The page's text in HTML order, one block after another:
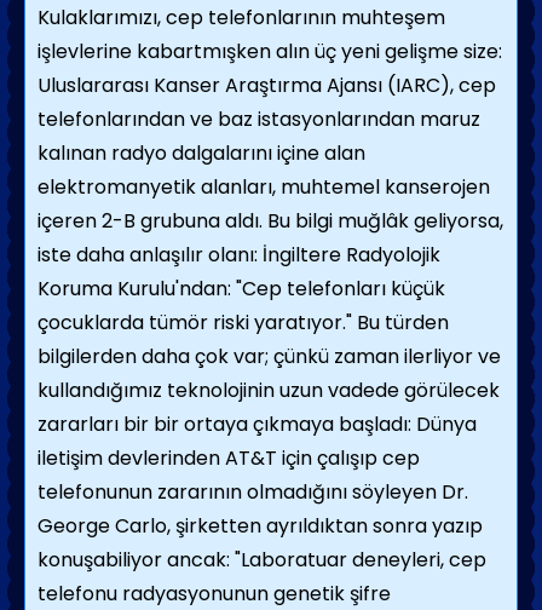
Kulaklarımızı, cep telefonlarının muhteşem
işlevlerine kabartmışken alın üç yeni gelişme size:
Uluslararası Kanser Araştırma Ajansı (IARC), cep
telefonlarından ve baz istasyonlarından maruz
kalınan radyo dalgalarını içine alan
elektromanyetik alanları, muhtemel kanserojen
içeren 2-B grubuna aldı. Bu bilgi muğlâk geliyorsa,
iste daha anlaşılır olanı: İngiltere Radyolojik
Koruma Kurulu'ndan: "Cep telefonları küçük
çocuklarda tümör riski yaratıyor." Bu türden
bilgilerden daha çok var; çünkü zaman ilerliyor ve
kullandığımız teknolojinin uzun vadede görülecek
zararları bir bir ortaya çıkmaya başladı: Dünya
iletişim devlerinden AT&T için çalışıp cep
telefonunun zararının olmadığını söyleyen Dr.
George Carlo, şirketten ayrıldıktan sonra yazıp
konuşabiliyor ancak: "Laboratuar deneyleri, cep
telefonu radyasyonunun genetik şifre